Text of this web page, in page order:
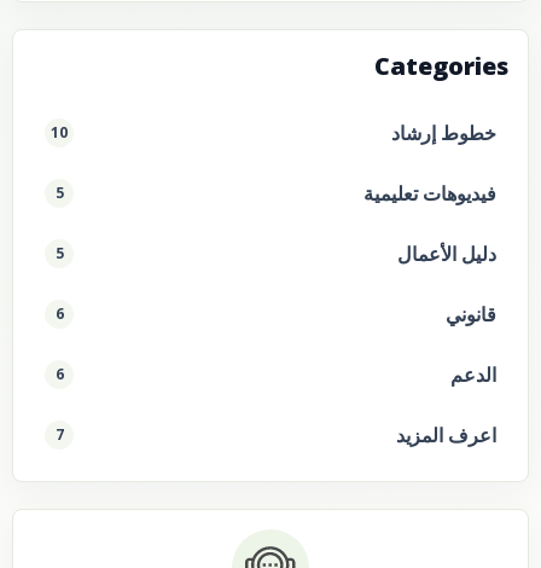
Categories
خطوط إرشاد 10
فيديوهات تعليمية 5
دليل الأعمال 5
قانوني 6
الدعم 6
اعرف المزيد 7